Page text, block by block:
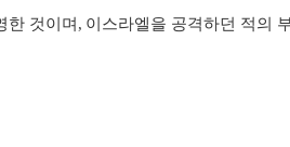
한 것이며 , 이스라엘을 공격하던 적의